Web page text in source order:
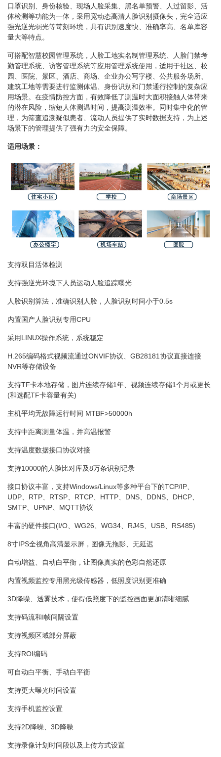
口罩识别、身份核验、现场人脸采集、黑名单预警、人过留影、活
体检测等功能为一体，采用宽动态高清人脸识别摄像头，完全适应
强光逆光弱光等苛刻环境，具有识别速度快、准确率高、名单库容
量大等特点。
可搭配智慧校园管理系统，人脸工地实名制管理系统、人脸门禁考
勤管理系统、访客管理系统等应用管理系统使用，适用于社区、校
园、医院、景区、酒店、商场、企业办公写字楼、公共服务场所、
建筑工地等需要进行监测体温、身份识别和门禁通行控制的复杂应
用场景。在疫情防控方面，有效降低了测温时大面积接触人体带来
的潜在风险，缩短人体测温时间，提高测温效率。同时集中化的管
理，为筛查追溯疑似患者、流动人员提供了实时数据支持，为上述
场景下的管理提供了强有力的安全保障。
适用场景：
支持双目活体检测
支持强逆光环境下人员运动人脸追踪曝光
人脸识别算法，准确识别人脸，人脸识别时间小于0.5s
内置国产人脸识别专用CPU
采用LINUX操作系统，系统稳定
H.265编码格式视频流通过ONVIF协议、GB28181协议直接连接
NVR等存储设备
支持TF卡本地存储，图片连续存储1年、视频连续存储1个月或更长
(和选配TF卡容量有关)
主机平均无故障运行时间 MTBF>50000h
支持中距离测量体温，并高温报警
支持温度数据接口协议对接
支持10000的人脸比对库及8万条识别记录
接口协议丰富，支持Windows/Linux等多种平台下的TCP/IP、
UDP、RTP、RTSP、RTCP、HTTP、DNS、DDNS、DHCP、
SMTP、UPNP、MQTT协议
丰富的硬件接口(I/O、WG26、WG34、RJ45、USB、RS485)
8寸IPS全视角高清显示屏，图像无拖影、无延迟
自动增益、自动白平衡，让图像真实的色彩自然还原
内置视频监控专用黑光级传感器，低照度识别更准确
3D降噪、透雾技术，使得低照度下的监控画面更加清晰细腻
支持码流和I帧间隔设置
支持视频区域部分屏蔽
支持ROI编码
可自动白平衡、手动白平衡
支持更大曝光时间设置
支持手机监控设置
支持2D降噪、3D降噪
支持录像计划时间段以及上传方式设置